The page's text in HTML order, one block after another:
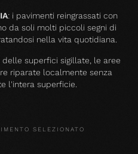
: i pavimenti reingrassati con
da soli molti piccoli segni di
nella vita quotidiana.
delle superfici sigillate, le aree
riparate localmente senza
l'intera superficie.
SELEZIONATO